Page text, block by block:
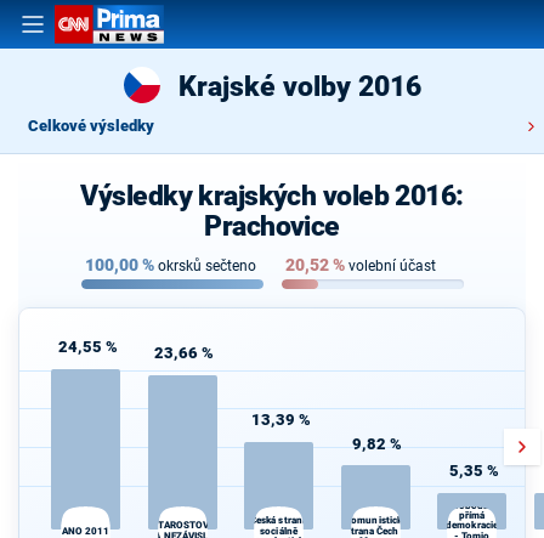
Krajské volby 2016
Celkové výsledky
Výsledky krajských voleb 2016:
Prachovice
100,00% okrsků sečteno 20,52% volební účast
24,55 %
ANO 2011
23,66 %
STAROSTOVÉ
13,39 %
Česká strana
sociálně
9,82 %
Komunistická
strana Čech a
5,35 %
Svoboda a
přímá
demokracie